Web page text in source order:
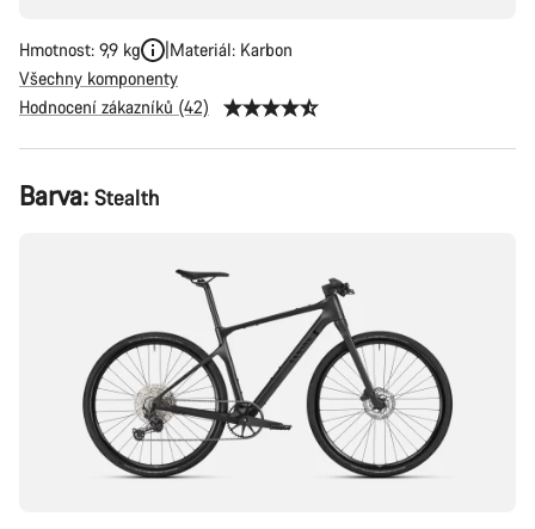
Hmotnost: 9,9 kg
Materiál: Karbon
Všechny komponenty
Hodnocení zákazníků (42)
Konfigurace
produktu
Barva: Stealth